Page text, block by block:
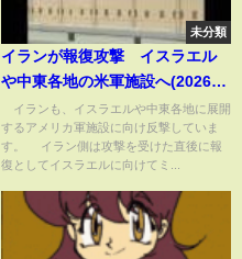
未分類
イランが報復攻撃 イスラエル
や中東各地の米軍施設へ(2026年
3月1日)
イランも、イスラエルや中東各地に展開
するアメリカ軍施設に向け反撃していま
す。 イラン側は攻撃を受けた直後に報
復としてイスラエルに向けてミ...